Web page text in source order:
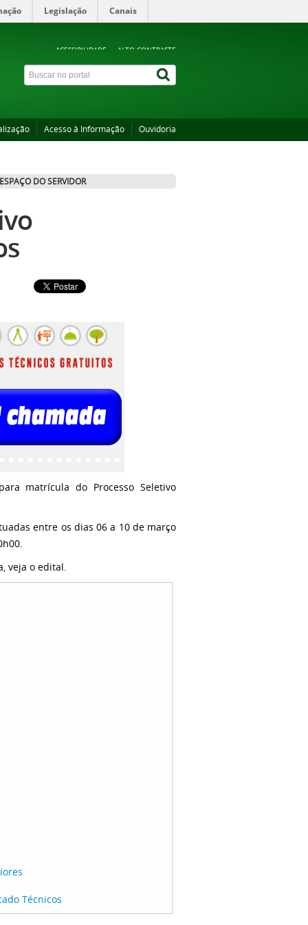
Legislação Canais
ACESSIBILIDADE ALTO CONTRASTE
Acesso à Informação Ouvidoria
ESPAÇO DO SERVIDOR
matrícula do Processo Seletivo
entre os dias 06 a 10 de março
veja o edital.
Técnicos